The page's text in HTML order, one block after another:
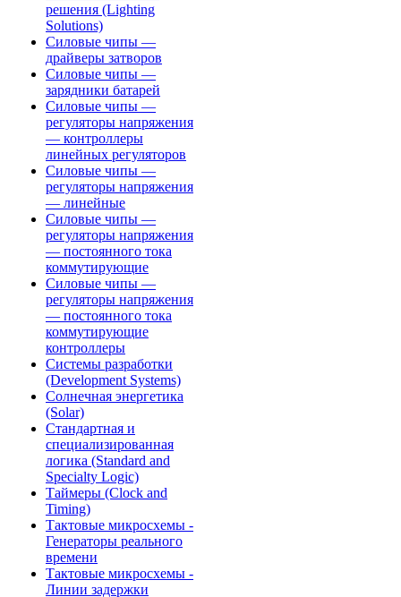
решения (Lighting
Solutions)
Силовые чипы —
драйверы затворов
Силовые чипы —
зарядники батарей
Силовые чипы —
регуляторы напряжения
— контроллеры
линейных регуляторов
Силовые чипы —
регуляторы напряжения
— линейные
Силовые чипы —
регуляторы напряжения
— постоянного тока
коммутирующие
Силовые чипы —
регуляторы напряжения
— постоянного тока
коммутирующие
контроллеры
Системы разработки
(Development Systems)
Солнечная энергетика
(Solar)
Стандартная и
специализированная
логика (Standard and
Specialty Logic)
Таймеры (Clock and
Timing)
Тактовые микросхемы -
Генераторы реального
времени
Тактовые микросхемы -
Линии задержки